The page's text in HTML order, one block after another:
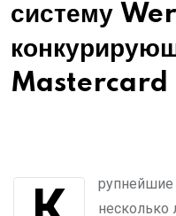
систему
Mastercard
несколько